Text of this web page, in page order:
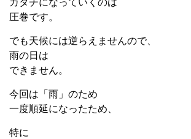
カタチになっていくのは
圧巻です。
でも天候には逆らえませんので、
雨の日は
できません。
今回は「雨」のため
一度順延になったため、
特に